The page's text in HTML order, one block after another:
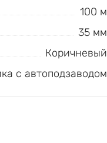
100 м
35 мм
Коричневый
с автоподзаводом